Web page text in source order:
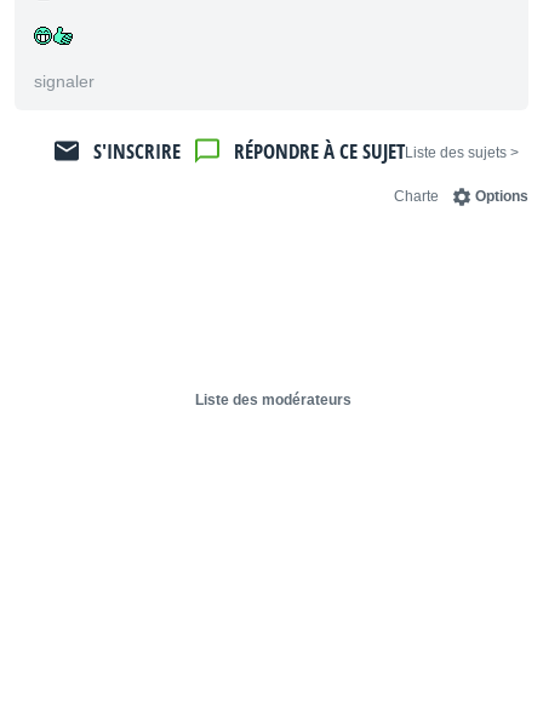
signaler
< Liste des sujets
RÉPONDRE À CE SUJET
S'INSCRIRE
Options
Charte
Liste des modérateurs